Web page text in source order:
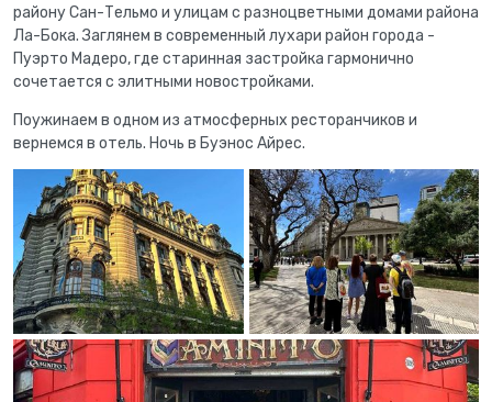
району Сан-Тельмо и улицам с разноцветными домами района
Ла-Бока. Заглянем в современный лухари район города -
Пуэрто Мадеро, где старинная застройка гармонично
сочетается с элитными новостройками.
Поужинаем в одном из атмосферных ресторанчиков и
вернемся в отель. Ночь в Буэнос Айрес.